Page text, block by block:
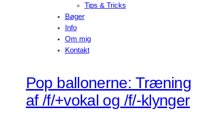
Tips & Tricks
Bøger
Info
Om mig
Kontakt
Pop ballonerne: Træning
af /f/+vokal og /f/-klynger